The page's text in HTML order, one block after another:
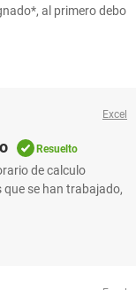
al primero debo
Excel
Resuelto
de calculo
se han trabajado,